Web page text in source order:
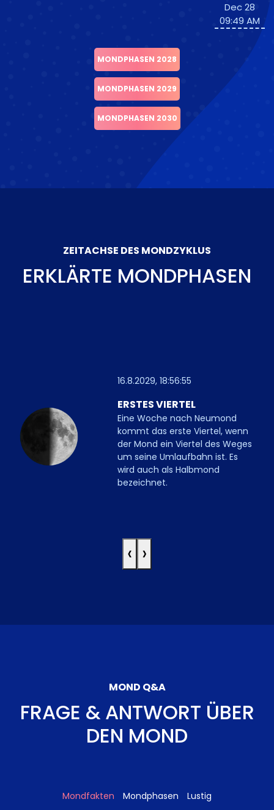
Dec 28
09:49 AM
MONDPHASEN 2028
MONDPHASEN 2029
MONDPHASEN 2030
ZEITACHSE DES MONDZYKLUS
ERKLÄRTE MONDPHASEN
16.8.2029, 18:56:55
ERSTES VIERTEL
Eine Woche nach Neumond
kommt das erste Viertel, wenn
der Mond ein Viertel des Weges
um seine Umlaufbahn ist. Es
wird auch als Halbmond
bezeichnet.
‹ ›
MOND Q&A
FRAGE & ANTWORT ÜBER
DEN MOND
Mondfakten Mondphasen Lustig